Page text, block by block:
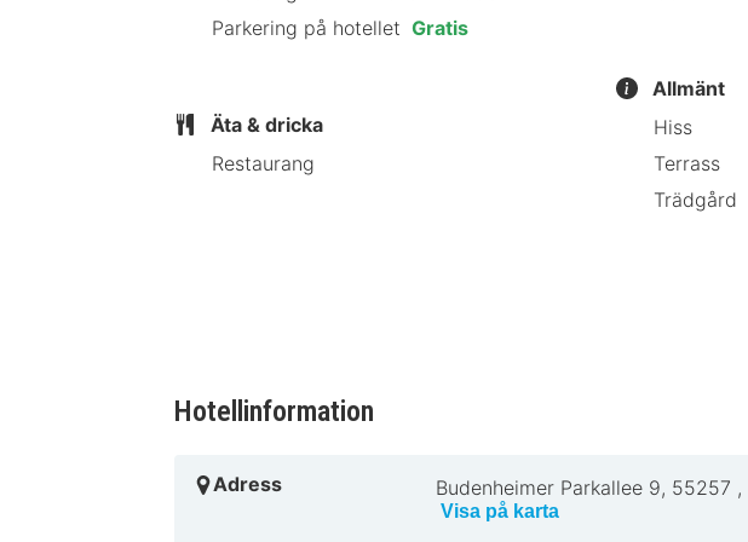
I Budenheim
Parkering på hotellet Gratis
Äta & dricka
Restaurang
Allmänt
Hiss
Terrass
Trädgård
Hotellinformation
Adress Budenheimer Parkallee 9, 55257 ,
Visa på karta